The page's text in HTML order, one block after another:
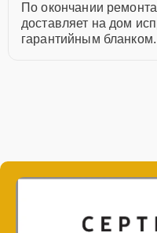
По окончании
доставляет на дом
гарантийным бланком.